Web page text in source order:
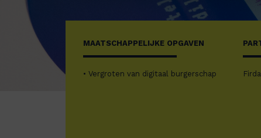
MAATSCHAPPELIJKE OPGAVEN
• Vergroten van digitaal burgerschap